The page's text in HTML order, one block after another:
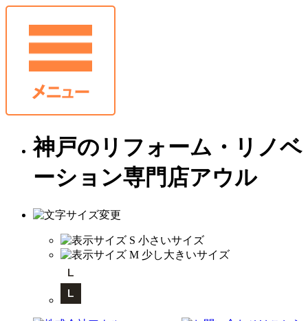
神戸のリフォーム・リノベ
ーション専門店アウル